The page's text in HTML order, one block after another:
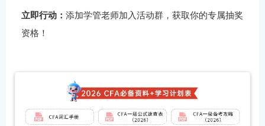
立即行动：添加学管老师加入活动群，获取你的专属抽奖
资格！